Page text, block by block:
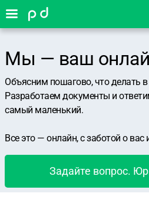
Мы — ваш
Объясним пошагово, что делать
Разработаем документы и
самый маленький.
Все это — онлайн, с заботой о
Задайте вопрос.